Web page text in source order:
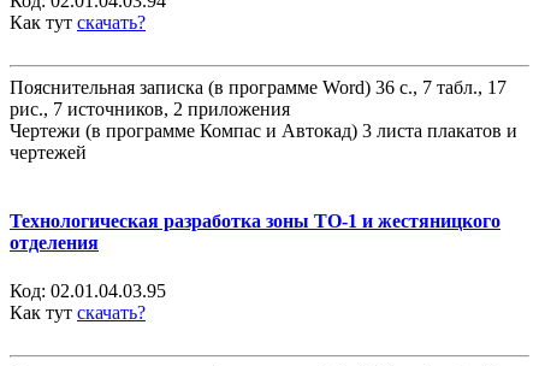
Как тут скачать?
Пояснительная записка (в программе Word) 36 с., 7 табл., 17
рис., 7 источников, 2 приложения
Чертежи (в программе Компас и Автокад) 3 листа плакатов и
чертежей
Технологическая разработка зоны ТО-1 и жестяницкого
отделения
Код: 02.01.04.03.95
Как тут скачать?